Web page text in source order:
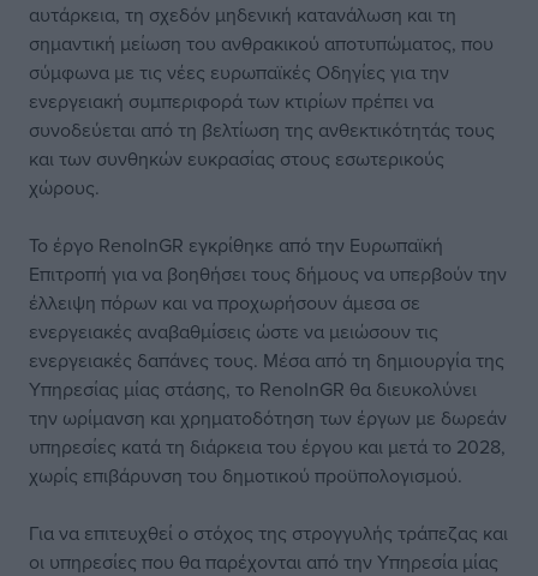
αυτάρκεια, τη σχεδόν μηδενική κατανάλωση και τη
σημαντική μείωση του ανθρακικού αποτυπώματος, που
σύμφωνα με τις νέες ευρωπαϊκές Οδηγίες για την
ενεργειακή συμπεριφορά των κτιρίων πρέπει να
συνοδεύεται από τη βελτίωση της ανθεκτικότητάς τους
και των συνθηκών ευκρασίας στους εσωτερικούς
χώρους.
Το έργο RenoInGR εγκρίθηκε από την Ευρωπαϊκή
Επιτροπή για να βοηθήσει τους δήμους να υπερβούν την
έλλειψη πόρων και να προχωρήσουν άμεσα σε
ενεργειακές αναβαθμίσεις ώστε να μειώσουν τις
ενεργειακές δαπάνες τους. Μέσα από τη δημιουργία της
Υπηρεσίας μίας στάσης, το RenoInGR θα διευκολύνει
την ωρίμανση και χρηματοδότηση των έργων με δωρεάν
υπηρεσίες κατά τη διάρκεια του έργου και μετά το 2028,
χωρίς επιβάρυνση του δημοτικού προϋπολογισμού.
Για να επιτευχθεί ο στόχος της στρογγυλής τράπεζας και
οι υπηρεσίες που θα παρέχονται από την Υπηρεσία μίας